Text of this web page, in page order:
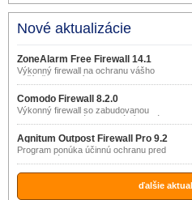
Nové aktualizácie
ZoneAlarm Free Firewall 14.1
Výkonný firewall na ochranu vášho
počítača pred prístupom z internetu a
kontrolu programov, ktoré komunikujú
cez internet.
Comodo Firewall 8.2.0
Výkonný firewall so zabudovanou
rozsiahlou databázou aplikácií, ktorú
používa na analýzu bezpečnostných
rizík.
Agnitum Outpost Firewall Pro 9.2
Program ponúka účinnú ochranu pred
spyware, útokmi zo siete internet a
stratou súkromia.
ďalšie